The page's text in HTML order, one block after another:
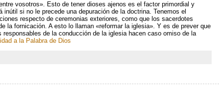
vosotros». Esto de tener dioses ajenos es el factor primordial y
si no le precede una depuración de la doctrina. Tenemos el
respecto de ceremonias exteriores, como que los sacerdotes
la fornicación. A esto lo llaman «reformar la iglesia». Y es de prever que
de la conducción de la iglesia hacen caso omiso de la
a la Palabra de Dios